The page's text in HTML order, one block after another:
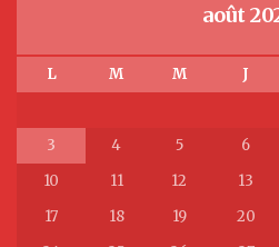
août
L M M J
3
4 5 6
10
11 12 13
17
18 19 20